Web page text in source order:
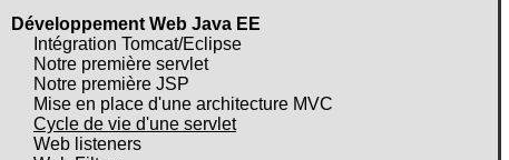
Développement Web Java EE
Intégration Tomcat/Eclipse
Notre première servlet
Notre première JSP
Mise en place d'une architecture MVC
Cycle de vie d'une servlet
Web listeners